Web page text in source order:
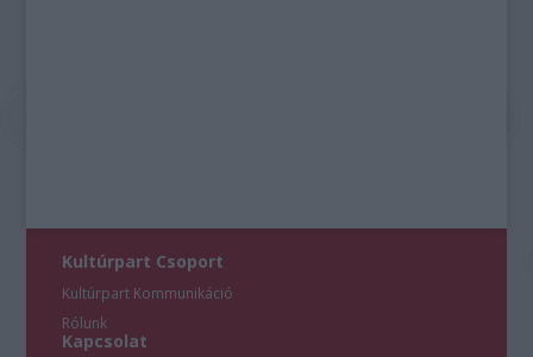
Kultúrpart Csoport
Kultúrpart Kommunikáció
Rólunk
Kapcsolat